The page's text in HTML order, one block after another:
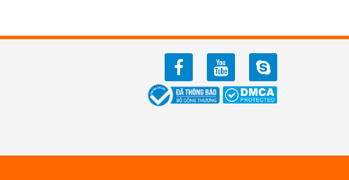
facebookyoutube zalo